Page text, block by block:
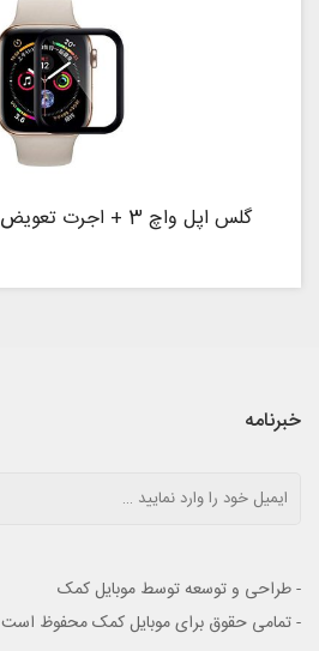
گلس اپل واچ 3 + اجرت تعویض
خبرنامه
- طراحی و توسعه توسط موبایل کمک
- تمامی حقوق برای موبایل کمک محفوظ است